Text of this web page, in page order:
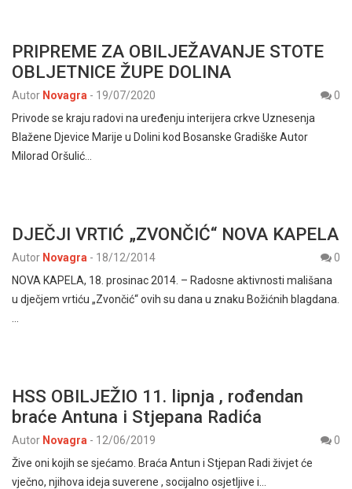
PRIPREME ZA OBILJEŽAVANJE STOTE
OBLJETNICE ŽUPE DOLINA
Autor Novagra - 19/07/2020
0
Privode se kraju radovi na uređenju interijera crkve Uznesenja
Blažene Djevice Marije u Dolini kod Bosanske Gradiške Autor
Milorad Oršulić…
DJEČJI VRTIĆ „ZVONČIĆ“ NOVA KAPELA
Autor Novagra - 18/12/2014
0
NOVA KAPELA, 18. prosinac 2014. – Radosne aktivnosti mališana
u dječjem vrtiću „Zvončić“ ovih su dana u znaku Božićnih blagdana.
HSS OBILJEŽIO 11. lipnja , rođendan
braće Antuna i Stjepana Radića
Autor Novagra - 12/06/2019
0
Žive oni kojih se sjećamo. Braća Antun i Stjepan Radi živjet će
vječno, njihova ideja suverene , socijalno osjetljive i…